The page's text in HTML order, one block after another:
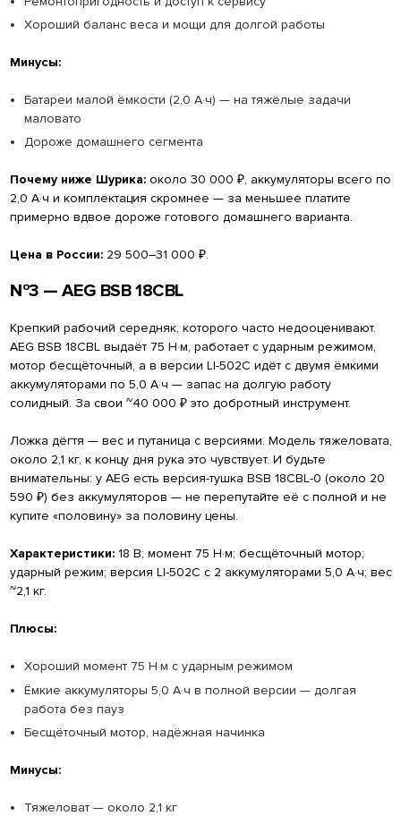
Хороший баланс веса и мощи для долгой работы
Минусы:
Батареи малой ёмкости (2,0 А·ч) — на тяжёлые задачи
маловато
Дороже домашнего сегмента
Почему ниже Шурика:около 30 000 ₽, аккумуляторы всего по
2,0 А·ч и комплектация скромнее — за меньшее платите
примерно вдвое дороже готового домашнего варианта.
Цена в России:29 500–31 000 ₽.
№3 — AEG BSB 18CBL
Крепкий рабочий середняк, которого часто недооценивают.
AEG BSB 18CBL выдаёт 75 Н·м, работает с ударным режимом,
мотор бесщёточный, а в версии LI-502C идёт с двумя ёмкими
аккумуляторами по 5,0 А·ч — запас на долгую работу
солидный. За свои ~40 000 ₽ это добротный инструмент.
Ложка дёгтя — вес и путаница с версиями. Модель тяжеловата,
около 2,1 кг, к концу дня рука это чувствует. И будьте
внимательны: у AEG есть версия-тушка BSB 18CBL-0 (около 20
590 ₽) без аккумуляторов — не перепутайте её с полной и не
купите «половину» за половину цены.
Характеристики:18 В; момент 75 Н·м; бесщёточный мотор;
ударный режим; версия LI-502C с 2 аккумуляторами 5,0 А·ч; вес
~2,1 кг.
Плюсы:
Хороший момент 75 Н·м с ударным режимом
Ёмкие аккумуляторы 5,0 А·ч в полной версии — долгая
работа без пауз
Бесщёточный мотор, надёжная начинка
Минусы:
Тяжеловат — около 2,1 кг